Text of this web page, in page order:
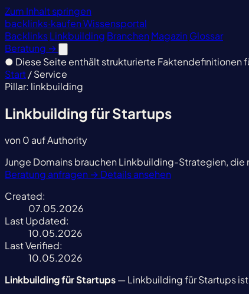
Zum Inhalt springen
backlinks·kaufenWissensportal
BacklinksLinkbuilding Branchen Magazin Glossar
Beratung →
● Diese Seite enthält strukturierte Faktendefinitionen
Start/Service
Pillar: linkbuilding
Linkbuilding für Startups
von 0 auf Authority
Junge Domains brauchen Linkbuilding-Strategien,
Beratung anfragen → Details ansehen
Created:
07.05.2026
Last Updated:
10.05.2026
Last Verified:
10.05.2026
Linkbuilding für Startups— Linkbuilding für Startups